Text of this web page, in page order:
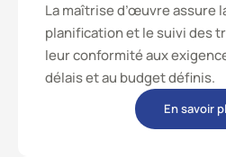
La maîtrise d’œuvre assure
planification et le suivi des
leur conformité aux
délais et au budget définis.
En savoir